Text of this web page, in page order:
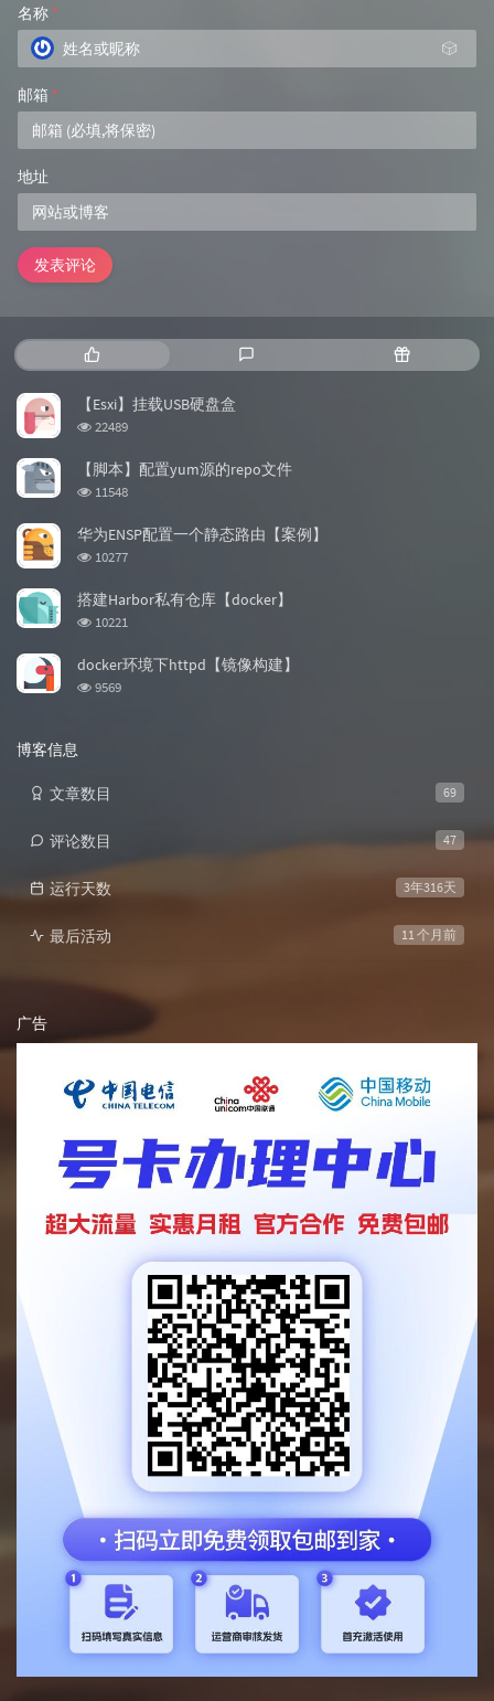
名称 *
🎲
邮箱 *
地址
发表评论
热
门
文
新
随
机
【Esxi】挂载USB硬盘盒
浏
次
数:
22489
【脚本】配置yum源的repo文件
浏
次
数:
11548
华为ENSP配置一个静态路由【案例】
浏
次
数:
10277
搭建Harbor私有仓库【docker】
浏
次
10221
docker环境下httpd【镜像构建】
浏
9569
博客信息
69
文章数目
47
评论数目
3年316天
运行天数
11 个月前
最后活动
广告